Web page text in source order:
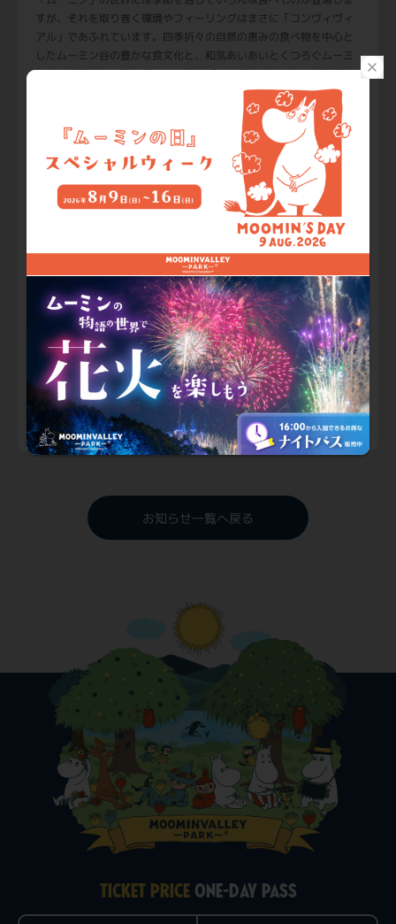
すが、それを取り巻く環境やフィーリングはまさに「コンヴィヴィ
アル」であふれています。四季折々の自然の恵みの食べ物を中心と
したムーミン谷の豊かな食文化と、和気あいあいとくつろぐムーミ
ン谷の仲間たちの姿を通して、心がぽっと温かくなるような気持ち
展覧会の詳細は
こちら
・オフィシャルホテルについてはこちら
・高速路線バス、直行バスツアーについてはこちら
お知らせ一覧へ戻る
TICKET PRICEONE-DAY PASS